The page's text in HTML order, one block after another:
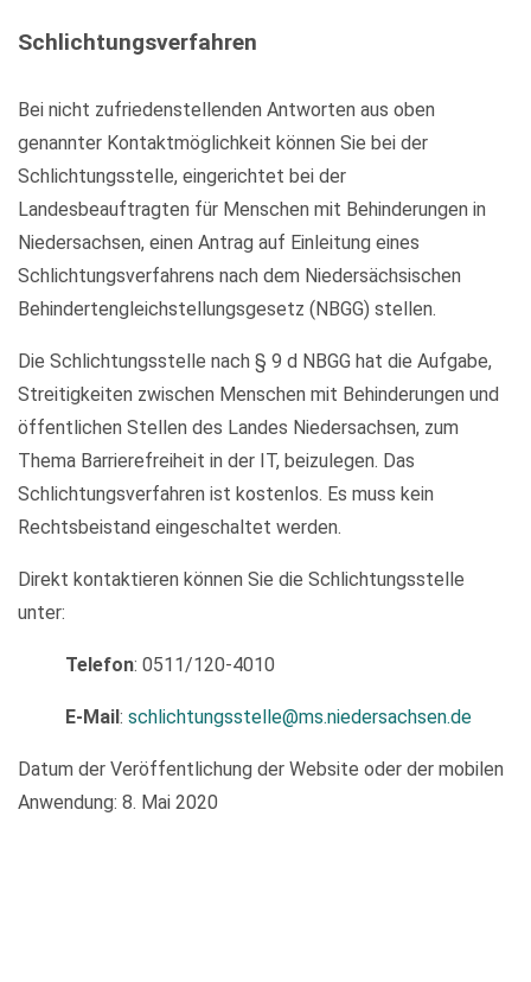
Schlichtungsverfahren
Bei nicht zufriedenstellenden Antworten aus oben
genannter Kontaktmöglichkeit können Sie bei der
Schlichtungsstelle, eingerichtet bei der
Landesbeauftragten für Menschen mit Behinderungen in
Niedersachsen, einen Antrag auf Einleitung eines
Schlichtungsverfahrens nach dem Niedersächsischen
Behindertengleichstellungsgesetz (NBGG) stellen.
Die Schlichtungsstelle nach § 9 d NBGG hat die Aufgabe,
Streitigkeiten zwischen Menschen mit Behinderungen und
öffentlichen Stellen des Landes Niedersachsen, zum
Thema Barrierefreiheit in der IT, beizulegen. Das
Schlichtungsverfahren ist kostenlos. Es muss kein
Rechtsbeistand eingeschaltet werden.
Direkt kontaktieren können Sie die Schlichtungsstelle
unter:
Telefon: 0511/120-4010
E-Mail : schlichtungsstelle@ms.niedersachsen.de
Datum der Veröffentlichung der Website oder der mobilen
Anwendung: 8. Mai 2020